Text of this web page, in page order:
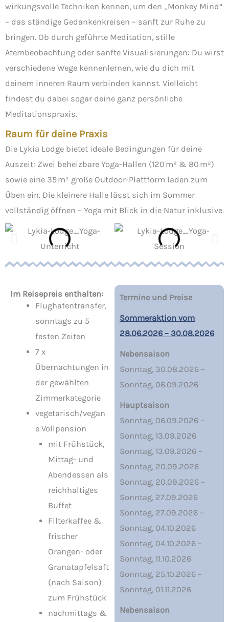
wirkungsvolle Techniken kennen, um den „Monkey Mind“
– das ständige Gedankenkreisen – sanft zur Ruhe zu
bringen. Ob durch geführte Meditation, stille
Atembeobachtung oder sanfte Visualisierungen: Du wirst
verschiedene Wege kennenlernen, wie du dich mit
deinem inneren Raum verbinden kannst. Vielleicht
findest du dabei sogar deine ganz persönliche
Meditationspraxis.
Raum für deine Praxis
Die Lykia Lodge bietet ideale Bedingungen für deine
Auszeit: Zwei beheizbare Yoga-Hallen (120 m² & 80 m²)
sowie eine 35 m² große Outdoor-Plattform laden zum
Üben ein. Die kleinere Halle lässt sich im Sommer
vollständig öffnen – Yoga mit Blick in die Natur inklusive.
Im Reisepreis enthalten:
Flughafentransfer,
sonntags zu 5
festen Zeiten
7 x
Übernachtungen in
der gewählten
Zimmerkategorie
vegetarisch/vegan
e Vollpension
mit Frühstück,
Mittag- und
Abendessen als
reichhaltiges
Buffet
Filterkaffee &
frischer
Orangen- oder
Granatapfelsaft
(nach Saison)
zum Frühstück
nachmittags &
Termine und Preise
Sommeraktion vom
28.06.2026 – 30.08.2026
Nebensaison
Sonntag, 30.08.2026 –
Sonntag, 06.09.2026
Hauptsaison
Sonntag, 06.09.2026 –
Sonntag, 13.09.2026
Sonntag, 13.09.2026 –
Sonntag, 20.09.2026
Sonntag, 20.09.2026 –
Sonntag, 27.09.2026
Sonntag, 27.09.2026 –
Sonntag, 04.10.2026
Sonntag, 04.10.2026 –
Sonntag, 11.10.2026
Sonntag, 25.10.2026 –
Sonntag, 01.11.2026
Nebensaison